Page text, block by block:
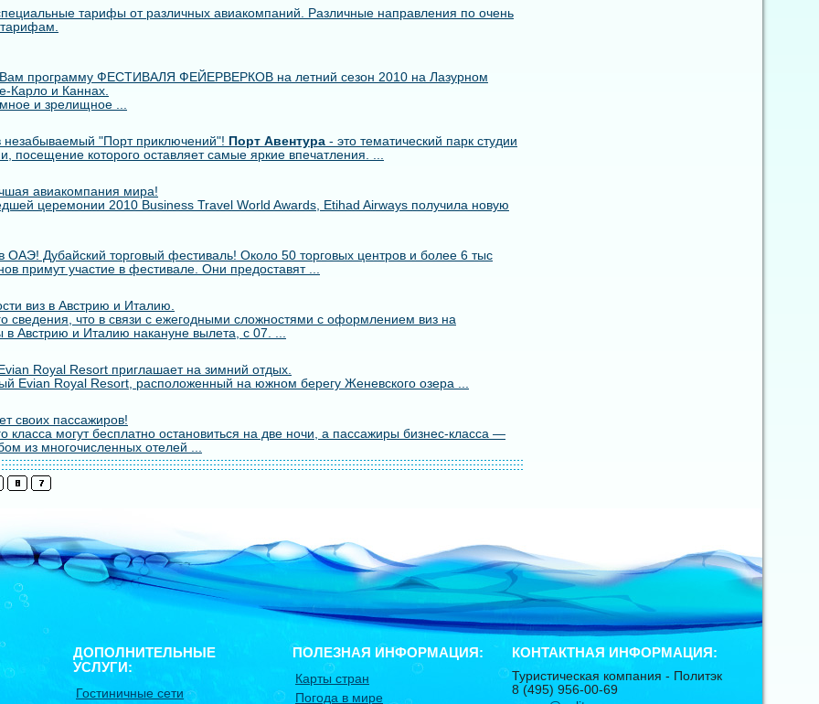
тарифы от различных авиакомпаний. Различные направления по очень
программу ФЕСТИВАЛЯ ФЕЙЕРВЕРКОВ на летний сезон 2010 на Лазурном
Карло и Каннах.
и зрелищное ...
"Порт приключений"! Порт Авентура - это тематический парк студии
посещение которого оставляет самые яркие впечатления. ...
авиакомпания мира!
церемонии 2010 Business Travel World Awards, Etihad Airways получила новую
ОАЭ! Дубайский торговый фестиваль! Около 50 торговых центров и более 6 тыс
примут участие в фестивале. Они предоставят ...
виз в Австрию и Италию.
сведения, что в связи с ежегодными сложностями с оформлением виз на
в Австрию и Италию накануне вылета, с 07. ...
Royal Resort приглашает на зимний отдых.
Evian Royal Resort, расположенный на южном берегу Женевского озера ...
своих пассажиров!
класса могут бесплатно остановиться на две ночи, а пассажиры бизнес-класса —
из многочисленных отелей ...
ДОПОЛНИТЕЛЬНЫЕ
УСЛУГИ:
Гостиничные сети
ПОЛЕЗНАЯ ИНФОРМАЦИЯ:
Карты стран
Погода в мире
КОНТАКТНАЯ ИНФОРМАЦИЯ:
Туристическая компания - Политэк
8 (495) 956-00-69